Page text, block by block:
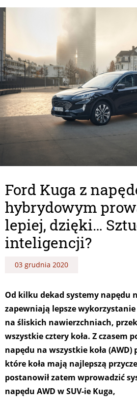
Ford Kuga z
hybrydowym
lepiej, dzięki…
inteligencji?
03 grudnia 2020
Od kilku dekad systemy napędu
zapewniają lepsze wykorzystanie
na śliskich nawierzchniach,
wszystkie cztery koła. Z czasem
napędu na wszystkie koła
które koła mają najlepszą
postanowił zatem wprowadzić
napędu AWD w SUV-ie Kuga,